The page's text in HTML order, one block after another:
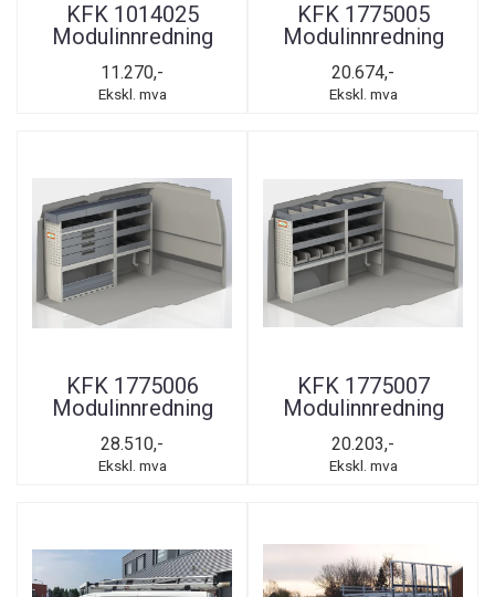
KFK 1014025
Modulinnredning
11.270,-
Ekskl. mva
KFK 1775005
Modulinnredning
20.674,-
Ekskl. mva
KFK 1775006
Modulinnredning
28.510,-
Ekskl. mva
KFK 1775007
Modulinnredning
20.203,-
Ekskl. mva